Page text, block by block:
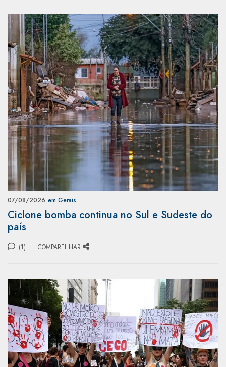
07/08/2026 em Gerais
Ciclone bomba continua no Sul e Sudeste do
país
(1) COMPARTILHAR